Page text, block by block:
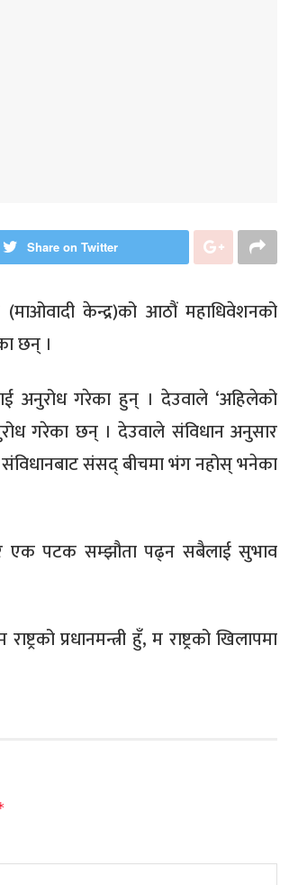
Share on Twitter
(माओवादी केन्द्र)को आठौं महाधिवेशनको
छन् ।
अनुरोध गरेका हुन् । देउवाले ‘अहिलेको
गरेका छन् । देउवाले संविधान अनुसार
संसद् बीचमा भंग नहोस् भनेका
र एक पटक सम्झौता पढ्न सबैलाई सुभाव
प्रधानमन्त्री हुँ, म राष्ट्रको खिलापमा